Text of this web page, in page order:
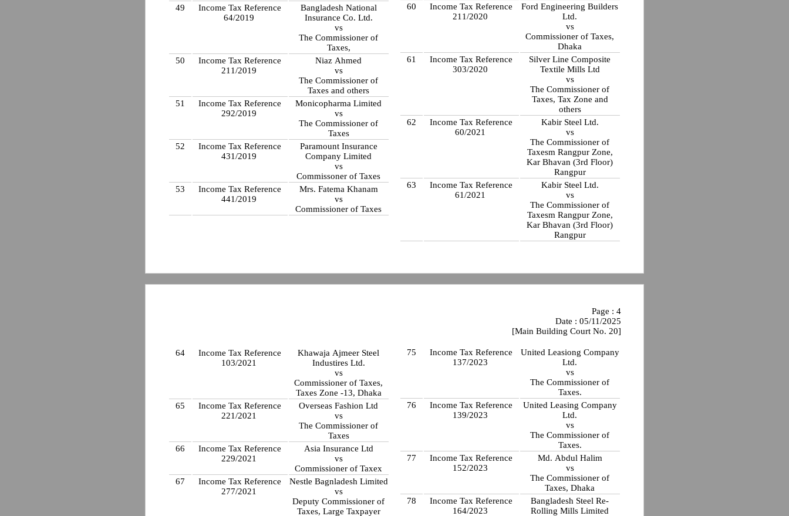
49
Income Tax Reference
64/2019
Bangladesh National
Insurance Co. Ltd.
vs
The Commissioner of
Taxes,
50
Income Tax Reference
211/2019
Niaz Ahmed
vs
The Commissioner of
Taxes and others
51
Income Tax Reference
292/2019
Monicopharma Limited
vs
The Commissioner of
Taxes
52
Income Tax Reference
431/2019
Paramount Insurance
Company Limited
vs
Commissoner of Taxes
53
Income Tax Reference
441/2019
Mrs. Fatema Khanam
vs
Commissioner of Taxes
60
Income Tax Reference
211/2020
Ford Engineering Builders
Ltd.
vs
Commissioner of Taxes,
Dhaka
61
Income Tax Reference
303/2020
Silver Line Composite
Textile Mills Ltd
vs
The Commissioner of
Taxes, Tax Zone and
others
62
Income Tax Reference
60/2021
Kabir Steel Ltd.
vs
The Commissioner of
Taxesm Rangpur Zone,
Kar Bhavan (3rd Floor)
Rangpur
63
Income Tax Reference
61/2021
Kabir Steel Ltd.
vs
The Commissioner of
Taxesm Rangpur Zone,
Kar Bhavan (3rd Floor)
Rangpur
Page : 4
Date : 05/11/2025
[Main Building Court No. 20]
64
Income Tax Reference
103/2021
Khawaja Ajmeer Steel
Industires Ltd.
vs
Commissioner of Taxes,
Taxes Zone -13, Dhaka
65
Income Tax Reference
221/2021
Overseas Fashion Ltd
vs
The Commissioner of
Taxes
66
Income Tax Reference
229/2021
Asia Insurance Ltd
vs
Commissioner of Taxex
67
Income Tax Reference
277/2021
Nestle Bagnladesh Limited
vs
Deputy Commissioner of
Taxes, Large Taxpayer
75
Income Tax Reference
137/2023
United Leasiong Company
Ltd.
vs
The Commissioner of
Taxes.
76
Income Tax Reference
139/2023
United Leasing Company
Ltd.
vs
The Commissioner of
Taxes.
77
Income Tax Reference
152/2023
Md. Abdul Halim
vs
The Commissioner of
Taxes, Dhaka
78
Income Tax Reference
164/2023
Bangladesh Steel Re-
Rolling Mills Limited